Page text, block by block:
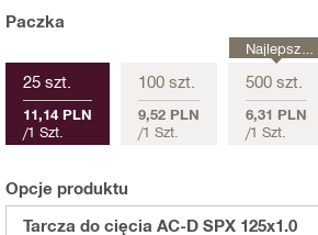
Paczka
25 szt.
11,14 PLN
/1 Szt.
100 szt.
9,52 PLN
/1 Szt.
500 szt.
6,31 PLN
/1 Szt.
Najlepsza
cena
Opcje produktu
Tarcza do cięcia AC-D SPX 125x1.0